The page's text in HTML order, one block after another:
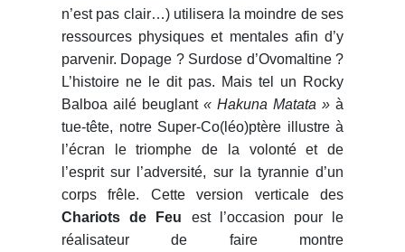
n’est pas clair…) utilisera la moindre de ses
ressources physiques et mentales afin d’y
parvenir. Dopage ? Surdose d’Ovomaltine ?
L’histoire ne le dit pas. Mais tel un Rocky
Balboa ailé beuglant « Hakuna Matata » à
tue-tête, notre Super-Co(léo)ptère illustre à
l’écran le triomphe de la volonté et de
l’esprit sur l’adversité, sur la tyrannie d’un
corps frêle. Cette version verticale des
Chariots de Feu est l’occasion pour le
réalisateur de faire montre